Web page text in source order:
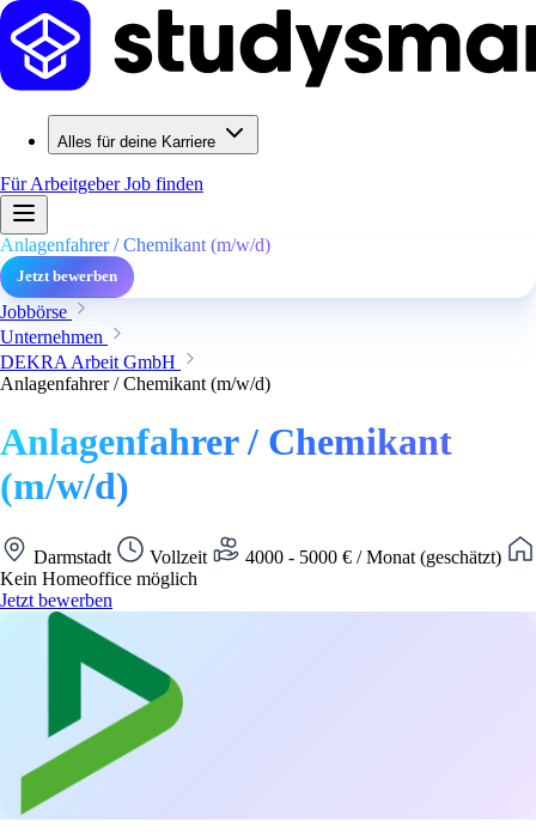
Alles für deine Karriere
Für ArbeitgeberJob finden
Anlagenfahrer / Chemikant (m/w/d)
Jetzt bewerben
Jobbörse
Unternehmen
DEKRA Arbeit GmbH
Anlagenfahrer / Chemikant (m/w/d)
Anlagenfahrer / Chemikant
(m/w/d)
Darmstadt Vollzeit
4000 - 5000 € / Monat (geschätzt)
Kein Homeoffice möglich
Jetzt bewerben